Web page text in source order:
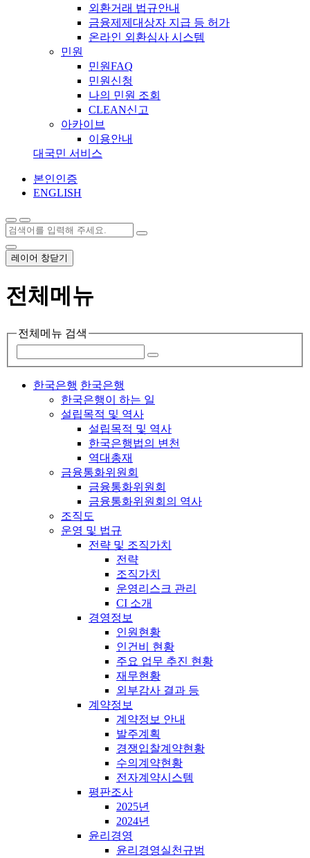
외환거래 법규안내
금융제제대상자 지급 등 허가
온라인 외환심사 시스템
민원
민원FAQ
민원신청
나의 민원 조회
CLEAN신고
아카이브
이용안내
대국민 서비스
본인인증
ENGLISH
레이어 창닫기
전체메뉴
전체메뉴 검색
한국은행 한국은행
한국은행이 하는 일
설립목적 및 역사
설립목적 및 역사
한국은행법의 변천
역대총재
금융통화위원회
금융통화위원회
금융통화위원회의 역사
조직도
운영 및 법규
전략 및 조직가치
전략
조직가치
운영리스크 관리
CI 소개
경영정보
인원현황
인건비 현황
주요 업무 추진 현황
재무현황
외부감사 결과 등
계약정보
계약정보 안내
발주계획
경쟁입찰계약현황
수의계약현황
전자계약시스템
평판조사
2025년
2024년
윤리경영
윤리경영실천규범